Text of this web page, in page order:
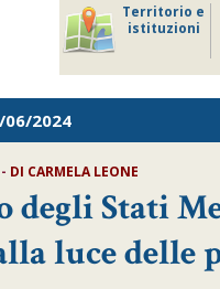
Territorio e
istituzioni
06/2024
DI CARMELA LEONE
degli Stati
luce delle